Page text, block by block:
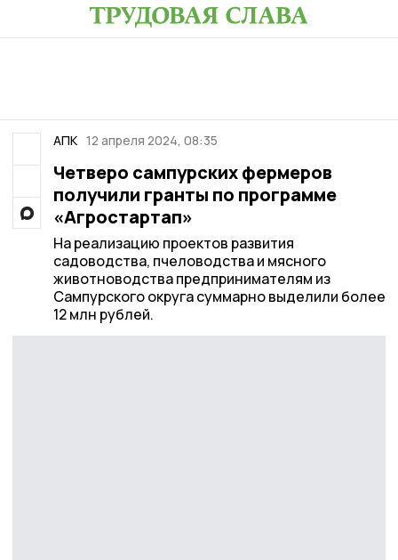
АПК 12 апреля 2024, 08:35
Четверо сампурских фермеров
получили гранты по программе
«Агростартап»
На реализацию проектов развития
садоводства, пчеловодства и мясного
животноводства предпринимателям из
Сампурского округа суммарно выделили более
12 млн рублей.